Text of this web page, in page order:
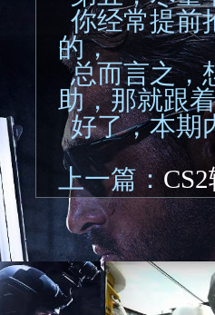
你经常提前
的，
总而言之，
助，那就跟
好了，本期
上一篇：